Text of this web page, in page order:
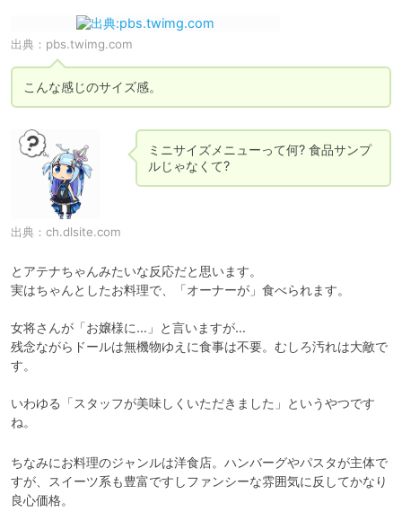
出典： pbs.twimg.com
こんな感じのサイズ感。
出典： ch.dlsite.com
ミニサイズメニューって何? 食品サンプ
ルじゃなくて?
とアテナちゃんみたいな反応だと思います。
実はちゃんとしたお料理で、「オーナーが」食べられます。
女将さんが「お嬢様に…」と言いますが…
残念ながらドールは無機物ゆえに食事は不要。むしろ汚れは大敵で
す。
いわゆる「スタッフが美味しくいただきました」というやつです
ね。
ちなみにお料理のジャンルは洋食店。ハンバーグやパスタが主体で
すが、スイーツ系も豊富ですしファンシーな雰囲気に反してかなり
良心価格。